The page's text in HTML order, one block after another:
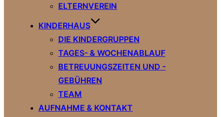
ELTERNVEREIN
KINDERHAUS
DIE KINDERGRUPPEN
TAGES- & WOCHENABLAUF
BETREUUNGSZEITEN UND -
GEBÜHREN
TEAM
AUFNAHME & KONTAKT